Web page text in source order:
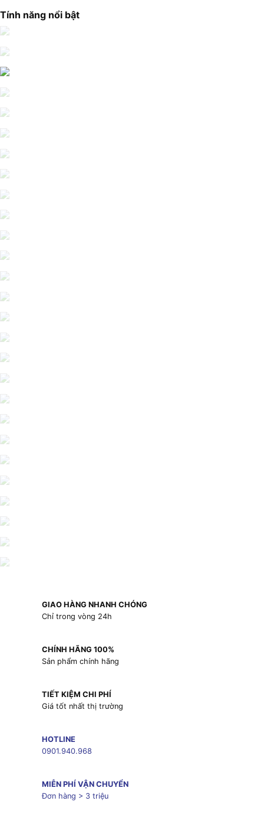
Tính năng nổi bật
GIAO HÀNG NHANH CHÓNG
Chỉ trong vòng 24h
CHÍNH HÃNG 100%
Sản phẩm chính hãng
TIẾT KIỆM CHI PHÍ
Giá tốt nhất thị trường
HOTLINE
0901.940.968
MIỄN PHÍ VẬN CHUYỂN
Đơn hàng > 3 triệu